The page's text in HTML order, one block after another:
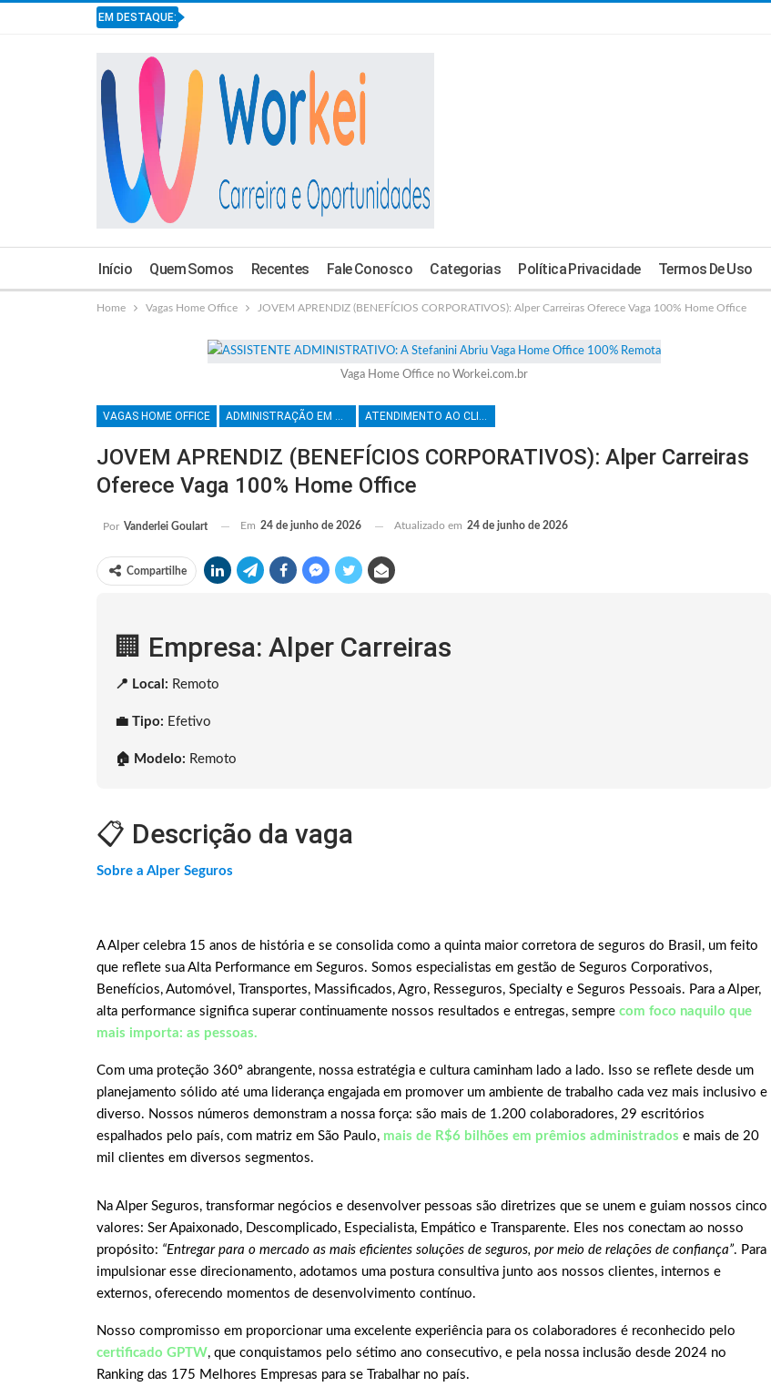
EM DESTAQUE:
Início Quem Somos Recentes Fale Conosco Categorias Política Privacidade Termos De Uso
Home Vagas Home Office JOVEM APRENDIZ (BENEFÍCIOS CORPORATIVOS): Alper Carreiras Oferece Vaga 100% Home Office
Vaga Home Office no Workei.com.br
VAGAS HOME OFFICE ADMINISTRAÇÃO EM GERAL ATENDIMENTO AO CLIENTE
JOVEM APRENDIZ (BENEFÍCIOS CORPORATIVOS): Alper Carreiras
Oferece Vaga 100% Home Office
Por Vanderlei Goulart Em 24 de junho de 2026 Atualizado em 24 de junho de 2026
Compartilhe
🏢 Empresa: Alper Carreiras
📍 Local: Remoto
💼 Tipo: Efetivo
🏠 Modelo: Remoto
📋 Descrição da vaga
Sobre a Alper Seguros
A Alper celebra 15 anos de história e se consolida como a quinta maior corretora de seguros do Brasil, um feito
que reflete sua Alta Performance em Seguros. Somos especialistas em gestão de Seguros Corporativos,
Benefícios, Automóvel, Transportes, Massificados, Agro, Resseguros, Specialty e Seguros Pessoais. Para a Alper,
alta performance significa superar continuamente nossos resultados e entregas, sempre com foco naquilo que
mais importa: as pessoas.
Com uma proteção 360º abrangente, nossa estratégia e cultura caminham lado a lado. Isso se reflete desde um
planejamento sólido até uma liderança engajada em promover um ambiente de trabalho cada vez mais inclusivo e
diverso. Nossos números demonstram a nossa força: são mais de 1.200 colaboradores, 29 escritórios
espalhados pelo país, com matriz em São Paulo, mais de R$6 bilhões em prêmios administrados e mais de 20
mil clientes em diversos segmentos.
Na Alper Seguros, transformar negócios e desenvolver pessoas são diretrizes que se unem e guiam nossos cinco
valores: Ser Apaixonado, Descomplicado, Especialista, Empático e Transparente. Eles nos conectam ao nosso
propósito: “Entregar para o mercado as mais eficientes soluções de seguros, por meio de relações de confiança”. Para
impulsionar esse direcionamento, adotamos uma postura consultiva junto aos nossos clientes, internos e
externos, oferecendo momentos de desenvolvimento contínuo.
Nosso compromisso em proporcionar uma excelente experiência para os colaboradores é reconhecido pelo
certificado GPTW, que conquistamos pelo sétimo ano consecutivo, e pela nossa inclusão desde 2024 no
Ranking das 175 Melhores Empresas para se Trabalhar no país.